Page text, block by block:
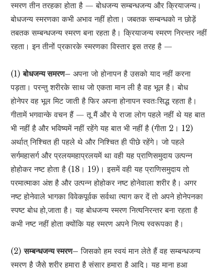
स्मरण तीन तरहका होता है — बोधजन्य सम्बन्धजन्य और क्रियाजन्य।
बोधजन्य स्मरणका कभी अभाव नहीं होता। जबतक सम्बन्धको न छोड़ें
तबतक सम्बन्धजन्य स्मरण बना रहता है। क्रियाजन्य स्मरण निरन्तर नहीं
रहता। इन तीनों प्रकारके स्मरणका विस्तार इस तरह है —
(1)बोधजन्य समरण– अपना जो होनापन है उसको याद नहीं करना
पड़ता। परन्तु शरीरके साथ जो एकता मान ली है वह भूल है। बोध
होनेपर वह भूल मिट जाती है फिर अपना होनापन स्वतःसिद्ध रहता है।
गीतामें भगवान्के वचन हैं — तू मैं और ये राजा लोग पहले नहीं थे यह बात
भी नहीं है और भविष्यमें नहीं रहेंगे यह बात भी नहीं है (गीता 2। 12)
अर्थात् निश्चित ही पहले थे और निश्चित ही पीछे रहेंगे। जो पहले
सर्गमहासर्ग और प्रलयमहाप्रलयमें था वही यह प्राणिसमुदाय उत्पन्न
होहोकर नष्ट होता है (18। 19)। इसमें वही यह प्राणिसमुदाय तो
परमात्माका अंश है और उत्पन्न होहोकर नष्ट होनेवाला शरीर है। अगर
नष्ट होनेवाले भागका विवेकपूर्वक सर्वथा त्याग कर दें तो अपने होनेपनका
स्पष्ट बोध हो,जाता है। यह बोधजन्य स्मरण नित्यनिरन्तर बना रहता है
कभी नष्ट नहीं होता क्योंकि यह स्मरण अपने नित्य स्वरूपका है।
(2)सम्बन्धजन्य स्मरण– जिसको हम स्वयं मान लेते हैं वह सम्बन्धजन्य
स्मरण है जैसे शरीर हमारा है संसार हमारा है आदि। यह माना हुआ